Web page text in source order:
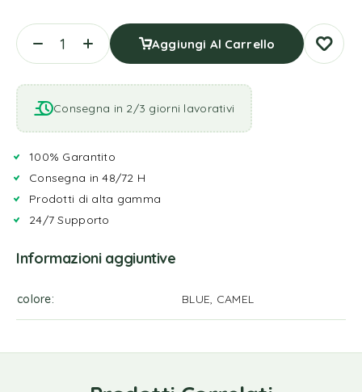
Aggiungi Al Carrello
Consegna in 2/3 giorni lavorativi
100% Garantito
Consegna in 48/72 H
Prodotti di alta gamma
24/7 Supporto
Informazioni aggiuntive
colore BLUE, CAMEL